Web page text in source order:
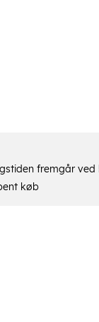
fremgår ved
køb